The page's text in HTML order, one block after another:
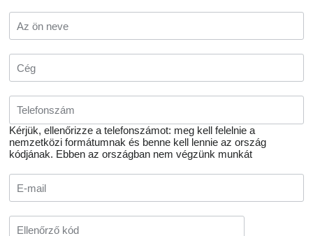
Kérjük, ellenőrizze a telefonszámot: meg kell felelnie a
nemzetközi formátumnak és benne kell lennie az ország
kódjának. Ebben az országban nem végzünk munkát